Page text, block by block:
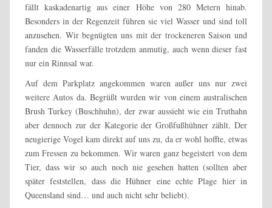
fällt kaskadenartig aus einer Höhe von 280 Metern hinab.
Besonders in der Regenzeit führen sie viel Wasser und sind toll
anzusehen. Wir begnügten uns mit der trockeneren Saison und
fanden die Wasserfälle trotzdem anmutig, auch wenn dieser fast
nur ein Rinnsal war.
Auf dem Parkplatz angekommen waren außer uns nur zwei
weitere Autos da. Begrüßt wurden wir von einem australischen
Brush Turkey (Buschhuhn), der zwar aussieht wie ein Truthahn
aber dennoch zur der Kategorie der Großfußhühner zählt. Der
neugierige Vogel kam direkt auf uns zu, da er wohl hoffte, etwas
zum Fressen zu bekommen. Wir waren ganz begeistert von dem
Tier, dass wir so auch noch nie gesehen hatten (sollten aber
später feststellen, dass die Hühner eine echte Plage hier in
Queensland sind… und auch nicht sehr beliebt).